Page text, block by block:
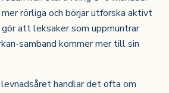
rörliga och börjar utforska aktivt
att leksaker som uppmuntrar
samband kommer mer till sin
handlar det ofta om